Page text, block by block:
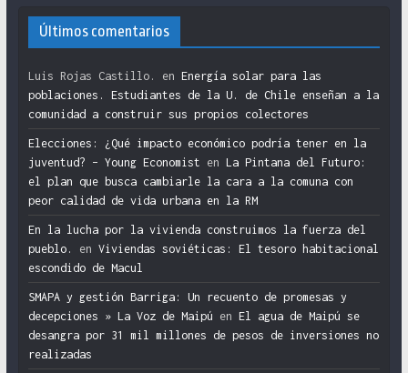
Últimos comentarios
Luis Rojas Castillo. en Energía solar para las
poblaciones. Estudiantes de la U. de Chile enseñan a la
comunidad a construir sus propios colectores
Elecciones: ¿Qué impacto económico podría tener en la
juventud? – Young Economist en La Pintana del Futuro:
el plan que busca cambiarle la cara a la comuna con
peor calidad de vida urbana en la RM
En la lucha por la vivienda construimos la fuerza del
pueblo.
en Viviendas soviéticas: El tesoro habitacional
escondido de Macul
SMAPA y gestión Barriga: Un recuento de promesas y
decepciones » La Voz de Maipú en El agua de Maipú se
desangra por 31 mil millones de pesos de inversiones no
realizadas